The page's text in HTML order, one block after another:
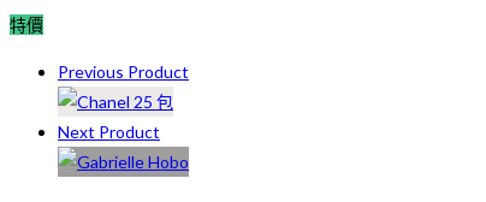
特價
Previous Product
Next Product